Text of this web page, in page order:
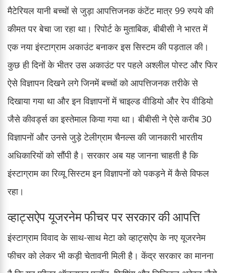
मैटेरियल यानी बच्चों से जुड़ा आपत्तिजनक कंटेंट मात्र 99 रुपये की
कीमत पर बेचा जा रहा था। रिपोर्ट के मुताबिक, बीबीसी ने भारत में
एक नया इंस्टाग्राम अकाउंट बनाकर इस सिस्टम की पड़ताल की।
कुछ ही दिनों के भीतर उस अकाउंट पर पहले अश्लील पोस्ट और फिर
ऐसे विज्ञापन दिखने लगे जिनमें बच्चों को आपत्तिजनक तरीके से
दिखाया गया था और इन विज्ञापनों में चाइल्ड वीडियो और रेप वीडियो
जैसे कीवर्ड्स का इस्तेमाल किया गया था। बीबीसी ने ऐसे करीब 30
विज्ञापनों और उनसे जुड़े टेलीग्राम चैनल्स की जानकारी भारतीय
अधिकारियों को सौंपी है। सरकार अब यह जानना चाहती है कि
इंस्टाग्राम का रिव्यू सिस्टम इन विज्ञापनों को पकड़ने में कैसे विफल
रहा।
व्हाट्सऐप यूजरनेम फीचर पर सरकार की आपत्ति
इंस्टाग्राम विवाद के साथ-साथ मेटा को व्हाट्सऐप के नए यूजरनेम
फीचर को लेकर भी कड़ी चेतावनी मिली है। केंद्र सरकार का मानना